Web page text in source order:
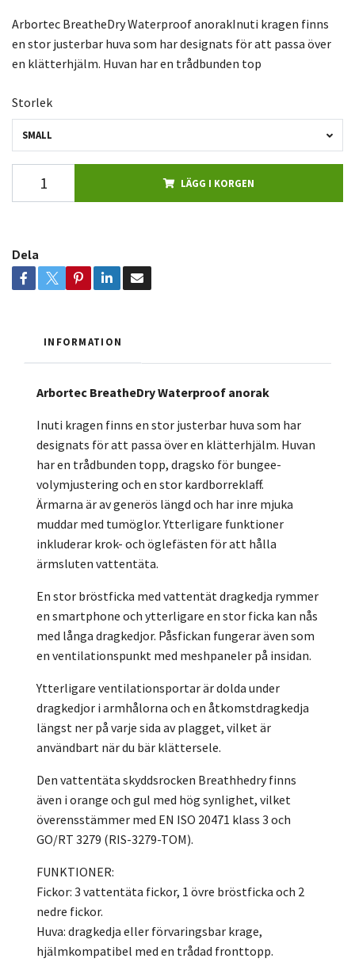
Arbortec BreatheDry Waterproof anorakInuti kragen finns
en stor justerbar huva som har designats för att passa över
en klätterhjälm. Huvan har en trådbunden top
Storlek
SMALL
LÄGG I KORGEN
Dela
INFORMATION
Arbortec BreatheDry Waterproof anorak
Inuti kragen finns en stor justerbar huva som har
designats för att passa över en klätterhjälm. Huvan
har en trådbunden topp, dragsko för bungee-
volymjustering och en stor kardborreklaff.
Ärmarna är av generös längd och har inre mjuka
muddar med tumöglor. Ytterligare funktioner
inkluderar krok- och öglefästen för att hålla
ärmsluten vattentäta.
En stor bröstficka med vattentät dragkedja rymmer
en smartphone och ytterligare en stor ficka kan nås
med långa dragkedjor. Påsfickan fungerar även som
en ventilationspunkt med meshpaneler på insidan.
Ytterligare ventilationsportar är dolda under
dragkedjor i armhålorna och en åtkomstdragkedja
längst ner på varje sida av plagget, vilket är
användbart när du bär klättersele.
Den vattentäta skyddsrocken Breathhedry finns
även i orange och gul med hög synlighet, vilket
överensstämmer med EN ISO 20471 klass 3 och
GO/RT 3279 (RIS-3279-TOM).
FUNKTIONER:
Fickor: 3 vattentäta fickor, 1 övre bröstficka och 2
nedre fickor.
Huva: dragkedja eller förvaringsbar krage,
hjälmkompatibel med en trådad fronttopp.